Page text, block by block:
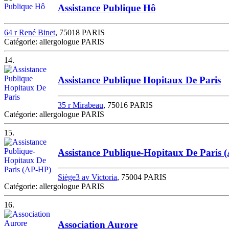
Assistance Publique Hô
64 r René Binet, 75018 PARIS
Catégorie: allergologue PARIS
14.
Assistance Publique Hopitaux De Paris
35 r Mirabeau, 75016 PARIS
Catégorie: allergologue PARIS
15.
Assistance Publique-Hopitaux De Paris
Siège3 av Victoria, 75004 PARIS
Catégorie: allergologue PARIS
16.
Association Aurore